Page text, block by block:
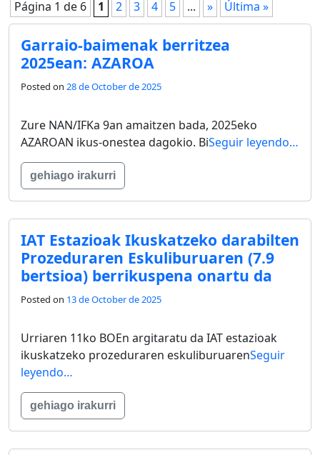
Página 1 de 6 1 2 3 4 5 ... » Última »
Garraio-baimenak berritzea
2025ean: AZAROA
Posted on 28 de October de 2025
Zure NAN/IFKa 9an amaitzen bada, 2025eko
AZAROAN ikus-onestea dagokio. BiSeguir leyendo…
gehiago irakurri
IAT Estazioak Ikuskatzeko darabilten
Prozeduraren Eskuliburuaren (7.9
bertsioa) berrikuspena onartu da
Posted on 13 de October de 2025
Urriaren 11ko BOEn argitaratu da IAT estazioak
ikuskatzeko prozeduraren eskuliburuarenSeguir
leyendo…
gehiago irakurri